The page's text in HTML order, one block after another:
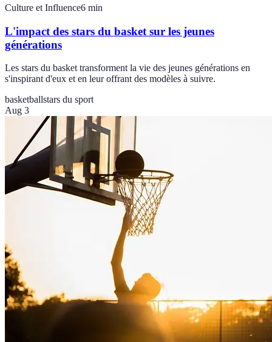
Culture et Influence6 min
L'impact des stars du basket sur les jeunes
générations
Les stars du basket transforment la vie des jeunes générations en
s'inspirant d'eux et en leur offrant des modèles à suivre.
basketballstars du sport
Aug 3